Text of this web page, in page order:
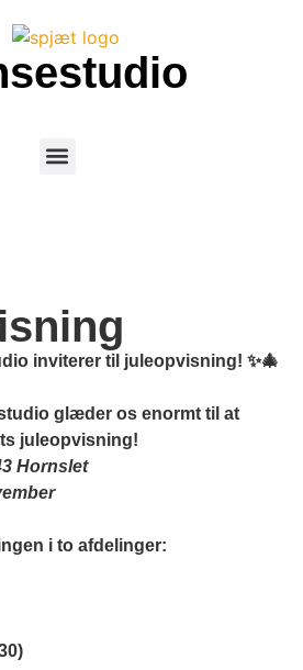
inviterer til juleopvisning! ✨🎄
glæder os enormt til at
juleopvisning!
Hornslet
i to afdelinger: